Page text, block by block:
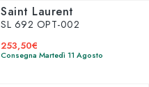
Saint Laurent
SL 692 OPT-002
253,50€
Consegna Martedì 11 Agosto